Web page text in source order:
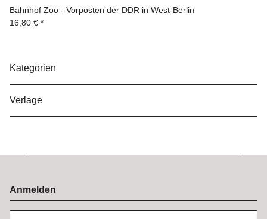
Bahnhof Zoo - Vorposten der DDR in West-Berlin
16,80 € *
Kategorien
Verlage
Anmelden